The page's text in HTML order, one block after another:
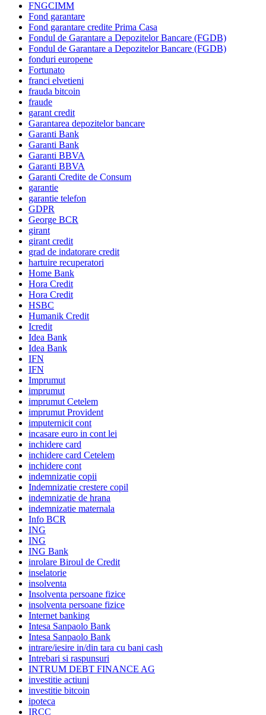
FNGCIMM
Fond garantare
Fond garantare credite Prima Casa
Fondul de Garantare a Depozitelor Bancare (FGDB)
Fondul de Garantare a Depozitelor Bancare (FGDB)
fonduri europene
Fortunato
franci elvetieni
frauda bitcoin
fraude
garant credit
Garantarea depozitelor bancare
Garanti Bank
Garanti Bank
Garanti BBVA
Garanti BBVA
Garanti Credite de Consum
garantie
garantie telefon
GDPR
George BCR
girant
girant credit
grad de indatorare credit
hartuire recuperatori
Home Bank
Hora Credit
Hora Credit
HSBC
Humanik Credit
Icredit
Idea Bank
Idea Bank
IFN
IFN
Imprumut
imprumut
imprumut Cetelem
imprumut Provident
imputernicit cont
incasare euro in cont lei
inchidere card
inchidere card Cetelem
inchidere cont
indemnizatie copii
Indemnizatie crestere copil
indemnizatie de hrana
indemnizatie maternala
Info BCR
ING
ING
ING Bank
inrolare Biroul de Credit
inselatorie
insolventa
Insolventa persoane fizice
insolventa persoane fizice
Internet banking
Intesa Sanpaolo Bank
Intesa Sanpaolo Bank
intrare/iesire in/din tara cu bani cash
Intrebari si raspunsuri
INTRUM DEBT FINANCE AG
investitie actiuni
investitie bitcoin
ipoteca
IRCC